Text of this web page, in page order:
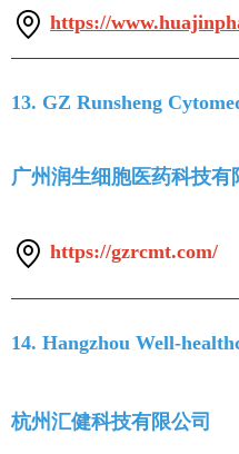
https://
13. GZ Runsheng
广州润生细胞医药科技有
https://gzrcmt.com/
14. Hangzhou Well-
杭州汇健科技有限公司